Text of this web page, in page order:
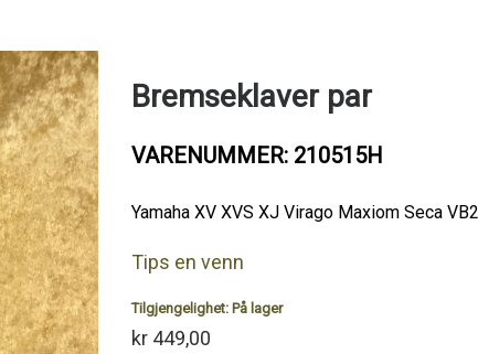
Bremseklaver par
VARENUMMER: 210515H
Yamaha XV XVS XJ Virago Maxiom Seca
Tips en venn
Tilgjengelighet: På lager
kr 449,00